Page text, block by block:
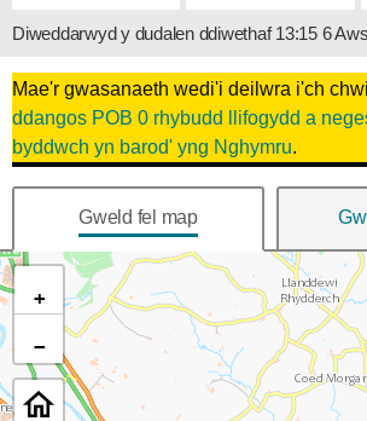
Diweddarwyd y dudalen ddiwethaf13:15 6
Mae'r gwasanaeth wedi'i deilwra i'ch
ddangos POB 0 rhybudd llifogydd a
byddwch yn barod' yng Nghymru.
Gweld fel map
+
−